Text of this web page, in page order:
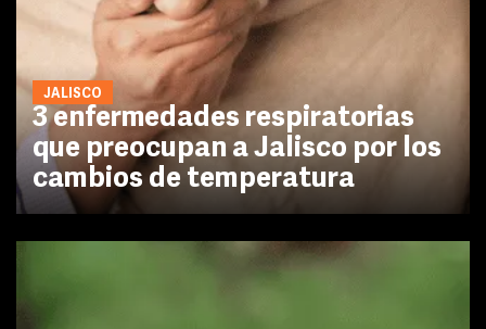
JALISCO
3 enfermedades respiratorias
que preocupan a Jalisco por los
cambios de temperatura